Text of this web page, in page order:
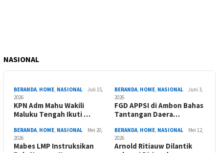
NASIONAL
BERANDA HOME NASIONAL
Juli 15,
2026
KPN Adm Mahu Wakili
Maluku Tengah Ikuti …
BERANDA HOME NASIONAL
Juni 3,
2026
FGD APPSI di Ambon Bahas
Tantangan Daera…
BERANDA HOME NASIONAL
Mei 20,
2026
Mabes LMP Instruksikan
BERANDA HOME NASIONAL
Mei 12,
2026
Arnold Ritiauw Dilantik